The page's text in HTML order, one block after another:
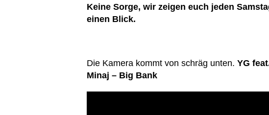
Keine Sorge, wir zeigen euch jeden
einen Blick.
Die Kamera kommt von schräg unten. YG
Minaj – Big Bank